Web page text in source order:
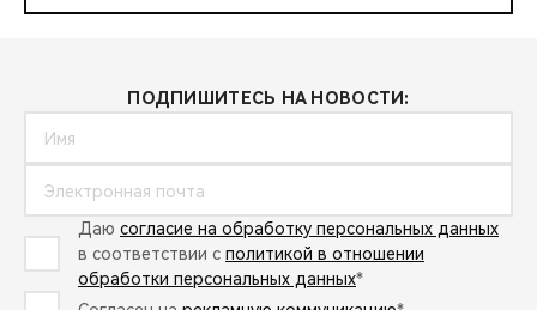
ПОДПИШИТЕСЬ НА НОВОСТИ:
Даю согласие на обработку персональных данных
в соответствии с политикой в отношении
обработки персональных данных*